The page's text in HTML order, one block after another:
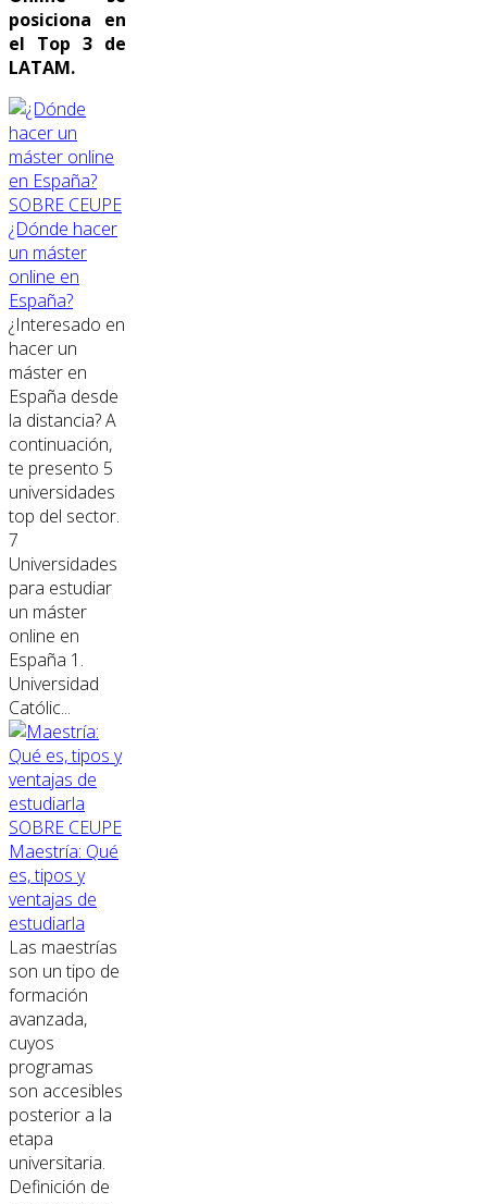
posiciona en
el Top 3 de
LATAM.
SOBRE CEUPE
¿Dónde hacer
un máster
online en
España?
¿Interesado en
hacer un
máster en
España desde
la distancia? A
continuación,
te presento 5
universidades
top del sector.
7
Universidades
para estudiar
un máster
online en
España 1.
Universidad
Católic...
SOBRE CEUPE
Maestría: Qué
es, tipos y
ventajas de
estudiarla
Las maestrías
son un tipo de
formación
avanzada,
cuyos
programas
son accesibles
posterior a la
etapa
universitaria.
Definición de